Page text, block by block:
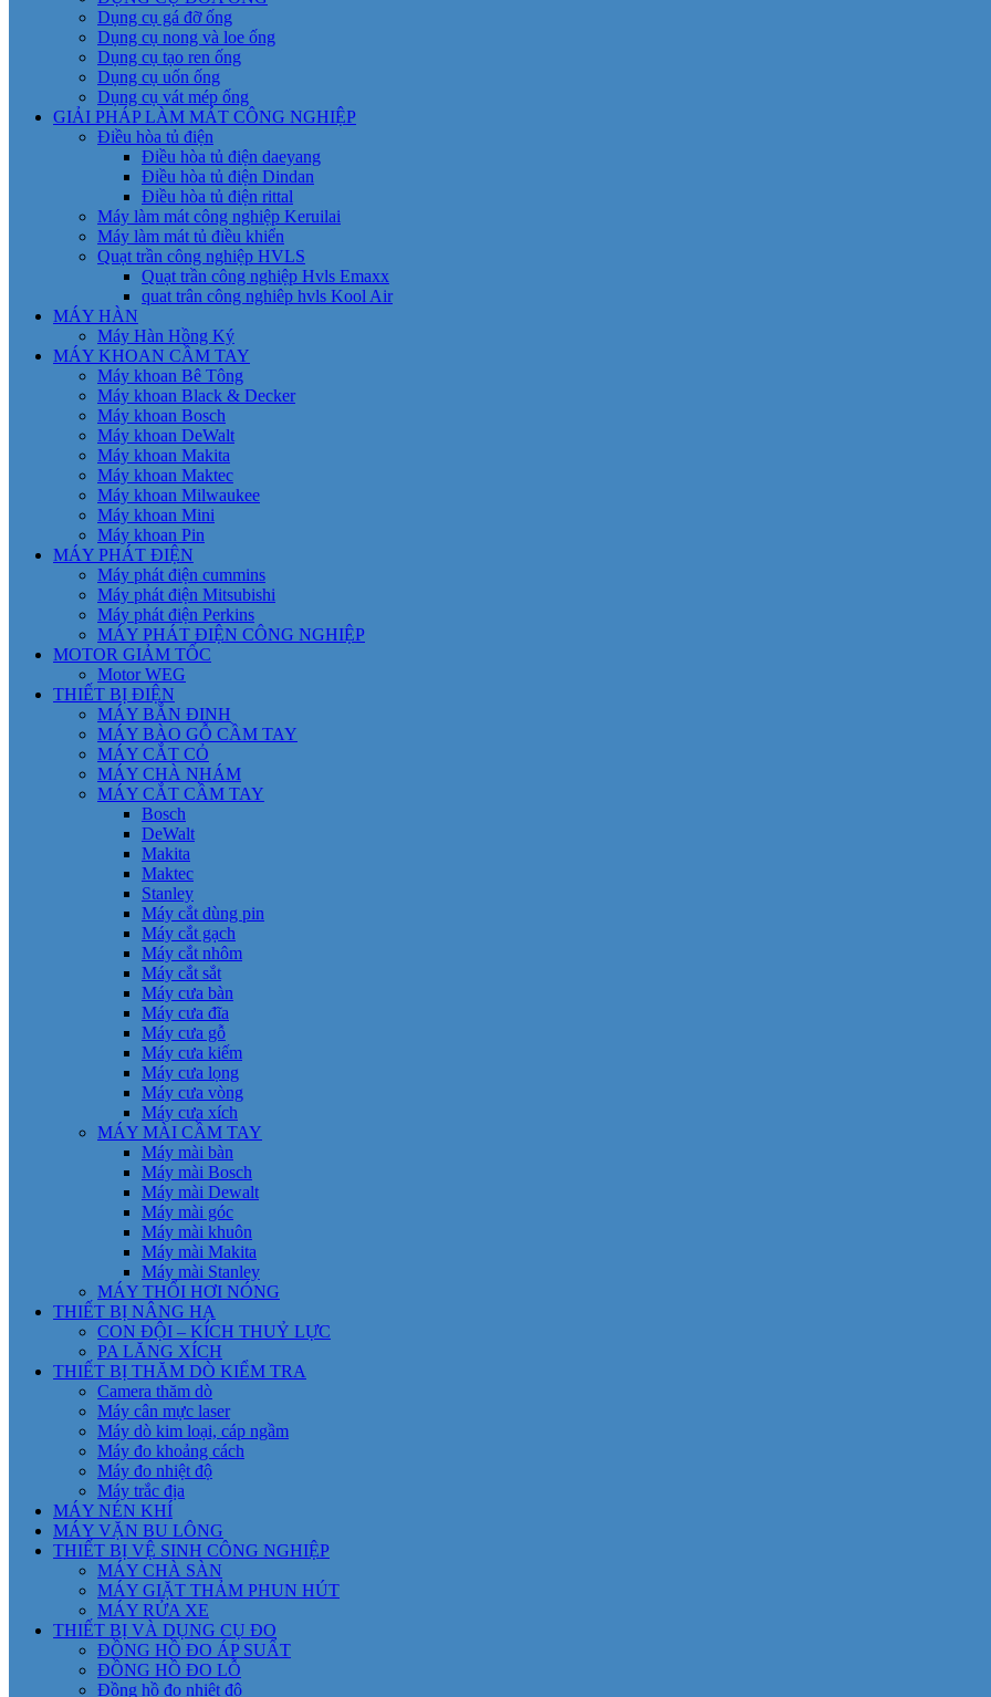
Dụng cụ gá đỡ ống
Dụng cụ nong và loe ống
Dụng cụ tạo ren ống
Dụng cụ uốn ống
Dụng cụ vát mép ống
GIẢI PHÁP LÀM MÁT CÔNG NGHIỆP
Điều hòa tủ điện
Điều hòa tủ điện daeyang
Điều hòa tủ điện Dindan
Điều hòa tủ điện rittal
Máy làm mát công nghiệp Keruilai
Máy làm mát tủ điều khiển
Quạt trần công nghiệp HVLS
Quạt trần công nghiệp Hvls Emaxx
quat trân công nghiêp hvls Kool Air
MÁY HÀN
Máy Hàn Hồng Ký
MÁY KHOAN CẦM TAY
Máy khoan Bê Tông
Máy khoan Black & Decker
Máy khoan Bosch
Máy khoan DeWalt
Máy khoan Makita
Máy khoan Maktec
Máy khoan Milwaukee
Máy khoan Mini
Máy khoan Pin
MÁY PHÁT ĐIỆN
Máy phát điện cummins
Máy phát điện Mitsubishi
Máy phát điện Perkins
MÁY PHÁT ĐIỆN CÔNG NGHIỆP
MOTOR GIẢM TỐC
Motor WEG
THIẾT BỊ ĐIỆN
MÁY BẮN ĐINH
MÁY BÀO GỖ CẦM TAY
MÁY CẮT CỎ
MÁY CHÀ NHÁM
MÁY CẮT CẦM TAY
Bosch
DeWalt
Makita
Maktec
Stanley
Máy cắt dùng pin
Máy cắt gạch
Máy cắt nhôm
Máy cắt sắt
Máy cưa bàn
Máy cưa đĩa
Máy cưa gỗ
Máy cưa kiếm
Máy cưa lọng
Máy cưa vòng
Máy cưa xích
MÁY MÀI CẦM TAY
Máy mài bàn
Máy mài Bosch
Máy mài Dewalt
Máy mài góc
Máy mài khuôn
Máy mài Makita
Máy mài Stanley
MÁY THỔI HƠI NÓNG
THIẾT BỊ NÂNG HẠ
CON ĐỘI – KÍCH THUỶ LỰC
PA LĂNG XÍCH
THIẾT BỊ THĂM DÒ KIỂM TRA
Camera thăm dò
Máy cân mực laser
Máy dò kim loại, cáp ngầm
Máy đo khoảng cách
Máy đo nhiệt độ
Máy trắc địa
MÁY NÉN KHÍ
MÁY VẶN BU LÔNG
THIẾT BỊ VỆ SINH CÔNG NGHIỆP
MÁY CHÀ SÀN
MÁY GIẶT THẢM PHUN HÚT
MÁY RỬA XE
THIẾT BỊ VÀ DỤNG CỤ ĐO
ĐỒNG HỒ ĐO ÁP SUẤT
ĐỒNG HỒ ĐO LỖ
Đồng hồ đo nhiệt độ